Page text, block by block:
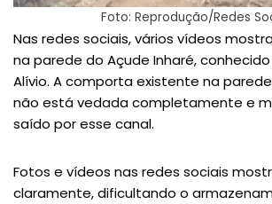
Foto: Reprodução/Redes
Nas redes sociais, vários vídeos
na parede do Açude Inharé,
Alívio. A comporta existente na
não está vedada completamente e
saído por esse canal.
Fotos e vídeos nas redes sociais
claramente, dificultando o